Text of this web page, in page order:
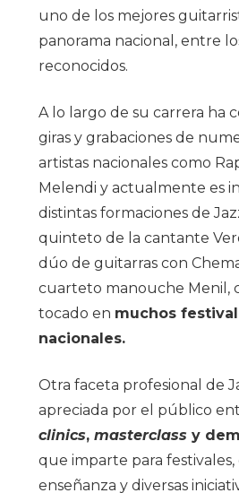
uno de los mejores
panorama nacional, entre
reconocidos.
A lo largo de su carrera ha
giras y grabaciones de
artistas nacionales como
Melendi y actualmente es
distintas formaciones de
quinteto de la cantante
dúo de guitarras con Chema
cuarteto manouche Menil,
tocado en muchos
nacionales.
Otra faceta profesional de
apreciada por el público
clinics, masterclass y
que imparte para
enseñanza y diversas